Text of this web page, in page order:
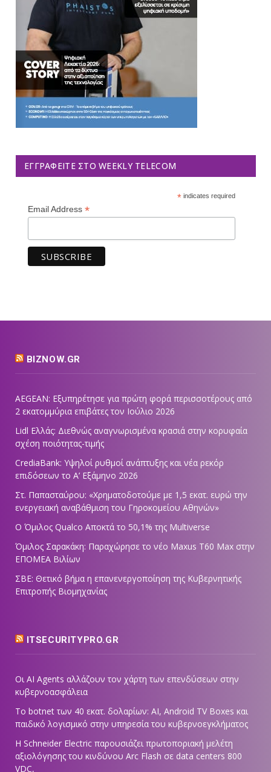
ΕΓΓΡΑΦΕΊΤΕ ΣΤΟ WEEKLY TELECOM
*indicates required
Email Address *
BIZNOW.GR
AEGEAN: Εξυπηρέτησε για πρώτη φορά περισσοτέρους από
2 εκατομμύρια επιβάτες τον Ιούλιο 2026
Lidl Ελλάς: Διεθνώς αναγνωρισμένα κρασιά στην κορυφαία
σχέση ποιότητας-τιμής
CrediaBank: Υψηλοί ρυθμοί ανάπτυξης και νέα ρεκόρ
επιδόσεων το Α’ Εξάμηνο 2026
Στ. Παπασταύρου: «Χρηματοδοτούμε με 1,5 εκατ. ευρώ την
ενεργειακή αναβάθμιση του Γηροκομείου Αθηνών»
Ο Όμιλος Qualco Αποκτά το 50,1% της Multiverse
Όμιλος Σαρακάκη: Παραχώρησε το νέο Maxus T60 Max στην
ΕΠΟΜΕΑ Βιλίων
ΣΒΕ: Θετικό βήμα η επανενεργοποίηση της Κυβερνητικής
Επιτροπής Βιομηχανίας
ITSECURITYPRO.GR
Οι AI Agents αλλάζουν τον χάρτη των επενδύσεων στην
κυβερνοασφάλεια
Το botnet των 40 εκατ. δολαρίων: AI, Android TV Boxes και
παιδικό λογισμικό στην υπηρεσία του κυβερνοεγκλήματος
Η Schneider Electric παρουσιάζει πρωτοποριακή μελέτη
αξιολόγησης του κινδύνου Arc Flash σε data centers 800
VDC,